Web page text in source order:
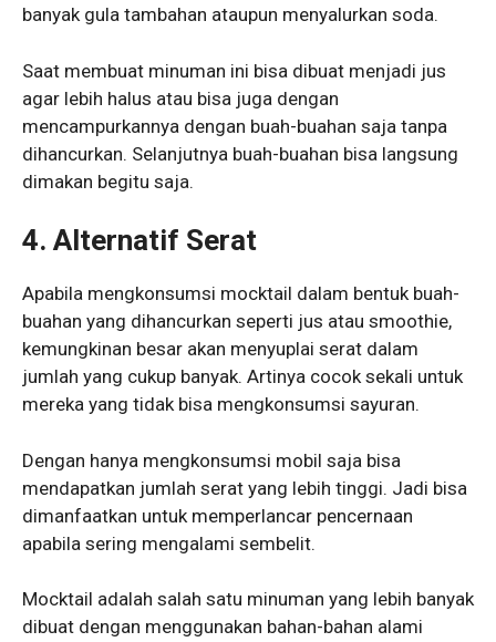
banyak gula tambahan ataupun menyalurkan soda.
Saat membuat minuman ini bisa dibuat menjadi jus
agar lebih halus atau bisa juga dengan
mencampurkannya dengan buah-buahan saja tanpa
dihancurkan. Selanjutnya buah-buahan bisa langsung
dimakan begitu saja.
4. Alternatif Serat
Apabila mengkonsumsi mocktail dalam bentuk buah-
buahan yang dihancurkan seperti jus atau smoothie,
kemungkinan besar akan menyuplai serat dalam
jumlah yang cukup banyak. Artinya cocok sekali untuk
mereka yang tidak bisa mengkonsumsi sayuran.
Dengan hanya mengkonsumsi mobil saja bisa
mendapatkan jumlah serat yang lebih tinggi. Jadi bisa
dimanfaatkan untuk memperlancar pencernaan
apabila sering mengalami sembelit.
Mocktail adalah salah satu minuman yang lebih banyak
dibuat dengan menggunakan bahan-bahan alami